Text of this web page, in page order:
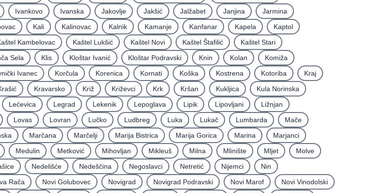
Ivankovo Ivanska Jakovlje Jakšić Jalžabet Janjina
Jarmina
Kali Kalinovac Kalnik Kamanje Kanfanar Kapela
Kaptol
Kambelovac Kaštel Lukšić Kaštel Novi Kaštel Štafilić
Kaštel Stari
Sela Klis Kloštar Ivanić Kloštar Podravski Knin Kolan
Komiža
Ivanec Korčula Korenica Kornati Koška Kostrena Kotoriba
Kraj
Kravarsko Križ Križevci Krk Kršan Kukljica
Kula Norinska
Lećevica Legrad Lekenik Lepoglava Lipik Lipovljani
Ližnjan
Lovas Lovran Lučko Ludbreg Luka Lukač Lumbarda
Mače
Marčana Marčelji Marija Bistrica Marija Gorica Marina
Marjanci
Medulin Metković Mihovljan Mikleuš Milna Mlinište Mljet
Molve
Nedelišće Nedeščina Negoslavci Netretić Nijemci
Nin
Rača Novi Golubovec Novigrad Novigrad Podravski Novi Marof
Novi Vinodolski